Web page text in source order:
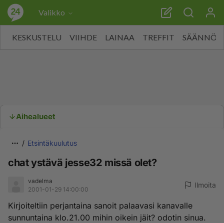
Valikko
KESKUSTELU VIIHDE LAINAA TREFFIT SÄÄNNÖT
Aihealueet
Etsintäkuulutus
chat ystävä jesse32 missä olet?
vadelma
2001-01-29 14:00:00
Ilmoita
Kirjoiteltiin perjantaina sanoit palaavasi kanavalle
sunnuntaina klo.21.00 mihin oikein jäit? odotin sinua.